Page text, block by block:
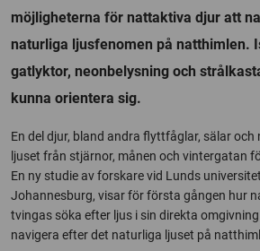
möjligheterna för nattaktiva djur att
naturliga ljusfenomen på natthimlen.
gatlyktor, neonbelysning och
kunna orientera sig.
En del djur, bland andra flyttfåglar, sälar
ljuset från stjärnor, månen och vintergatan
En ny studie av forskare vid Lunds
Johannesburg, visar för första gången hur
tvingas söka efter ljus i sin direkta
navigera efter det naturliga ljuset på